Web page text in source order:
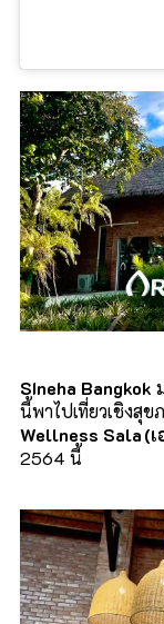
SIneha Bangkok
นี้พาไปเที่ยวเชิงสุ
Wellness Sala (
2564 นี้